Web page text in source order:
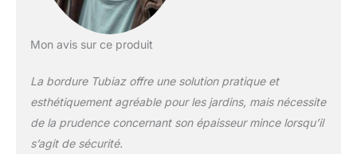
Mon avis sur ce produit
La bordure Tubiaz offre une solution pratique et
esthétiquement agréable pour les jardins, mais nécessite
de la prudence concernant son épaisseur mince lorsqu’il
s’agit de sécurité.